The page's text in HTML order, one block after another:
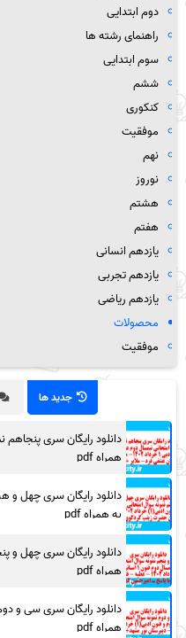
دوم ابتدایی
راهنمای رشته ها
سوم ابتدایی
ششم
کنکوری
موفقیت
نهم
نوروز
هشتم
هفتم
یازدهم انسانی
یازدهم تجربی
یازدهم ریاضی
محصولات
موفقیت
جدید ها
دانلود رایگان سری
همراه pdf
دانلود رایگان سری چهل و
به همراه pdf
دانلود رایگان سری چهل و
همراه pdf
دانلود رایگان سری سی و
همراه pdf